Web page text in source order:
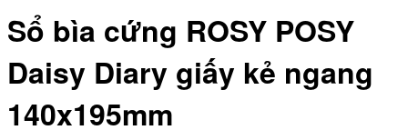
Sổ bìa cứng ROSY POSY
Daisy Diary giấy kẻ ngang
140x195mm